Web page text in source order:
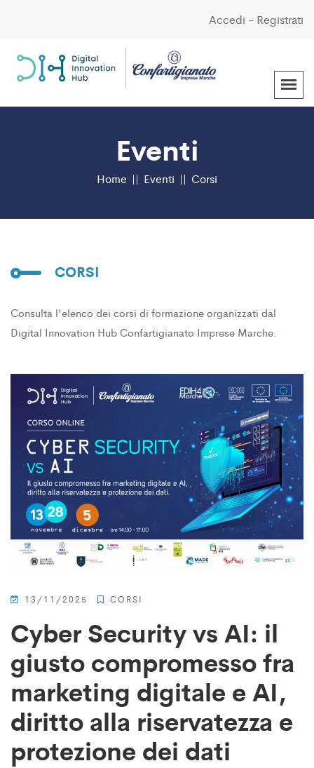
Accedi - Registrati
Eventi
Home Eventi Corsi
CORSI
Consulta l'elenco dei corsi di formazione organizzati dal
Digital Innovation Hub Confartigianato Imprese Marche.
13/11/2025 CORSI
Cyber Security vs AI: il
giusto compromesso fra
marketing digitale e AI,
diritto alla riservatezza e
protezione dei dati